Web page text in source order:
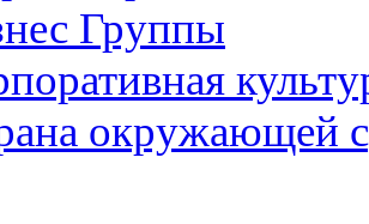
Группы
окружающей